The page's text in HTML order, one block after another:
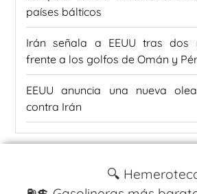
países bálticos
Irán señala a EEUU tras dos
frente a los golfos de Omán y
EEUU anuncia una nueva
contra Irán
🔍